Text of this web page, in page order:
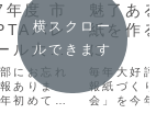
年度 市
バレ
ル大会
にお忘れ
ありま
初めて千
魅了ある
紙を作る
に
毎年大好評
報紙づくり
会」を今年
横スクロー
ルできます